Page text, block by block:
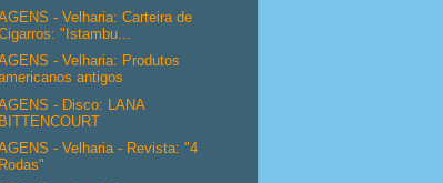
- Velharia: Carteira de
"Istambu...
- Velharia: Produtos
antigos
- Disco: LANA
BITTENCOURT
- Velharia - Revista: "4
Rodas"